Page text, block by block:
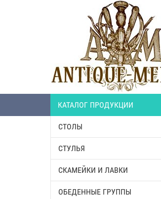
КАТАЛОГ ПРОДУКЦИИ
СТОЛЫ
СТУЛЬЯ
СКАМЕЙКИ И ЛАВКИ
ОБЕДЕННЫЕ ГРУППЫ